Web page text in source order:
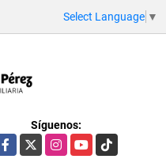
Select Language ▼
Síguenos:
Facebook
X InstagramYouTubeTikTok